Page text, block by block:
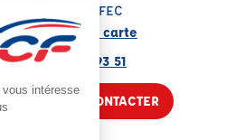
16700 RUFFEC
Voir sur la carte
05 49 08 93 51
NOUS CONTACTER